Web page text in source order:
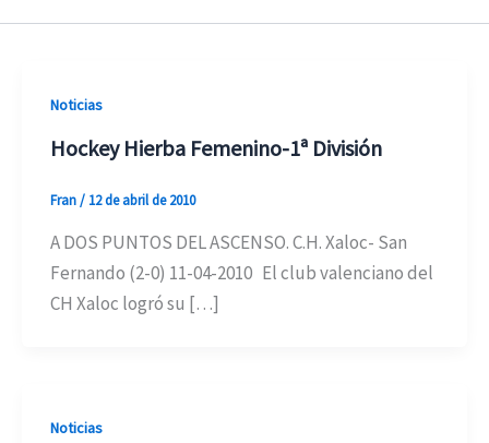
Noticias
Hockey Hierba Femenino-1ª División
Fran/ 12 de abril de 2010
A DOS PUNTOS DEL ASCENSO. C.H. Xaloc- San
Fernando (2-0) 11-04-2010 El club valenciano del
CH Xaloc logró su […]
Noticias